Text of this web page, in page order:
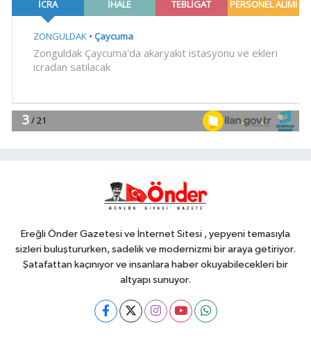
15:37DSP Genel Başkanı Aksakal:
15:32
kayıt dönemi! Teşvikler kalktı, veli
Ereğli Önder Gazetesi ve İnternet Sitesi , yepyeni temasıyla
sizleri buluştururken, sadelik ve modernizmi bir araya getiriyor.
Şatafattan kaçınıyor ve insanlara haber okuyabilecekleri bir
altyapı sunuyor.